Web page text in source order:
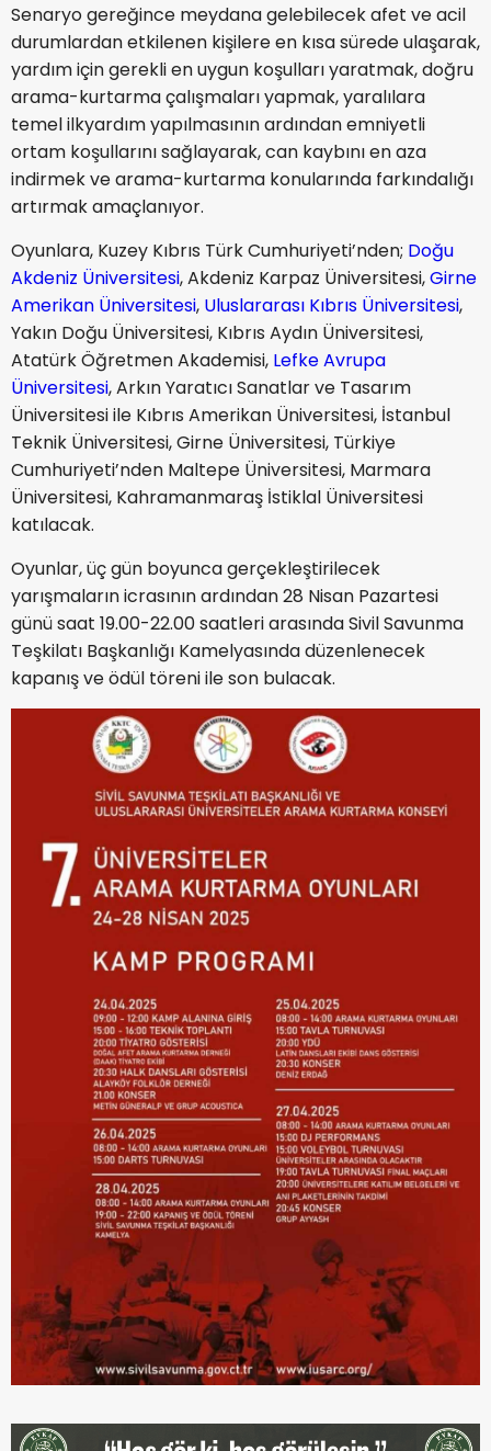
Senaryo gereğince meydana gelebilecek afet ve acil
durumlardan etkilenen kişilere en kısa sürede ulaşarak,
yardım için gerekli en uygun koşulları yaratmak, doğru
arama-kurtarma çalışmaları yapmak, yaralılara
temel ilkyardım yapılmasının ardından emniyetli
ortam koşullarını sağlayarak, can kaybını en aza
indirmek ve arama-kurtarma konularında farkındalığı
artırmak amaçlanıyor.
Oyunlara, Kuzey Kıbrıs Türk Cumhuriyeti’nden; Doğu
Akdeniz Üniversitesi, Akdeniz Karpaz Üniversitesi,Girne
Amerikan Üniversitesi, Uluslararası Kıbrıs Üniversitesi,
Yakın Doğu Üniversitesi, Kıbrıs Aydın Üniversitesi,
Atatürk Öğretmen Akademisi, Lefke Avrupa
Üniversitesi, Arkın Yaratıcı Sanatlar ve Tasarım
Üniversitesi ile Kıbrıs Amerikan Üniversitesi, İstanbul
Teknik Üniversitesi, Girne Üniversitesi, Türkiye
Cumhuriyeti’nden Maltepe Üniversitesi, Marmara
Üniversitesi, Kahramanmaraş İstiklal Üniversitesi
katılacak.
Oyunlar, üç gün boyunca gerçekleştirilecek
yarışmaların icrasının ardından 28 Nisan Pazartesi
günü saat 19.00-22.00 saatleri arasında Sivil Savunma
Teşkilatı Başkanlığı Kamelyasında düzenlenecek
kapanış ve ödül töreni ile son bulacak.